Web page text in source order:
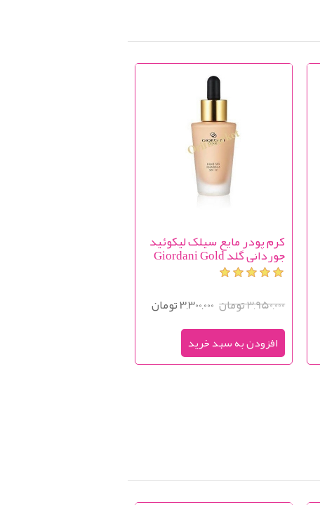
کرم پودر مایع سیلک لیکوئید
جوردانی گلد Giordani Gold
Liquid Silk Foundation
SPF12
3,950,000 تومان 3,300,000 تومان